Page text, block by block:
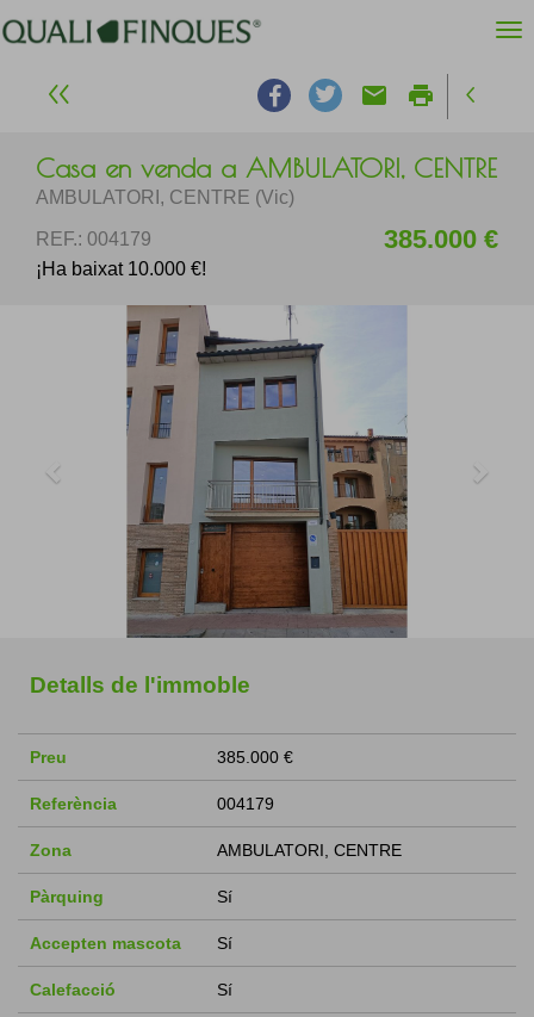
email print
Casa en venda a AMBULATORI, CENTRE
AMBULATORI, CENTRE (Vic)
REF.: 004179 385.000 €
¡Ha baixat 10.000 €!
Detalls de l'immoble
Preu 385.000 €
Referència 004179
Zona AMBULATORI, CENTRE
Pàrquing Sí
Accepten mascota Sí
Calefacció Sí